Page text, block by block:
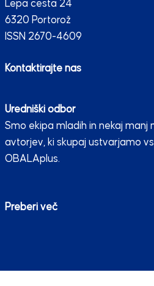
Lepa cesta 24
6320 Portorož
ISSN 2670-4609
Kontaktirajte nas
Uredniški odbor
Smo ekipa mladih in nekaj manj
avtorjev, ki skupaj ustvarjamo
OBALAplus.
Preberi več